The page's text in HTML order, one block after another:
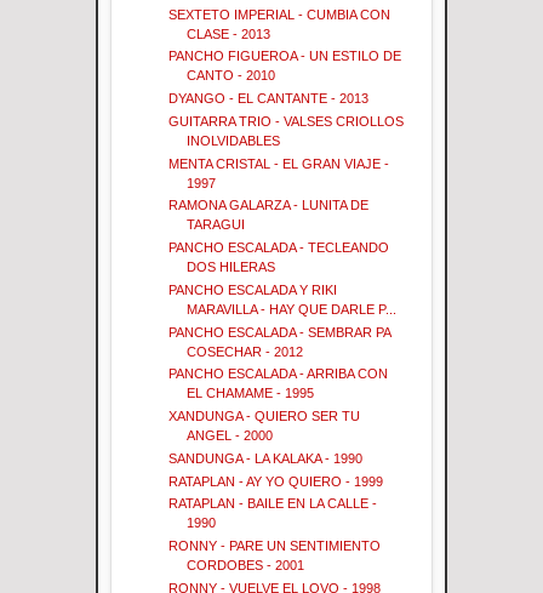
SEXTETO IMPERIAL - CUMBIA CON
CLASE - 2013
PANCHO FIGUEROA - UN ESTILO DE
CANTO - 2010
DYANGO - EL CANTANTE - 2013
GUITARRA TRIO - VALSES CRIOLLOS
INOLVIDABLES
MENTA CRISTAL - EL GRAN VIAJE -
1997
RAMONA GALARZA - LUNITA DE
TARAGUI
PANCHO ESCALADA - TECLEANDO
DOS HILERAS
PANCHO ESCALADA Y RIKI
MARAVILLA - HAY QUE DARLE P...
PANCHO ESCALADA - SEMBRAR PA
COSECHAR - 2012
PANCHO ESCALADA - ARRIBA CON
EL CHAMAME - 1995
XANDUNGA - QUIERO SER TU
ANGEL - 2000
SANDUNGA - LA KALAKA - 1990
RATAPLAN - AY YO QUIERO - 1999
RATAPLAN - BAILE EN LA CALLE -
1990
RONNY - PARE UN SENTIMIENTO
CORDOBES - 2001
RONNY - VUELVE EL LOVO - 1998